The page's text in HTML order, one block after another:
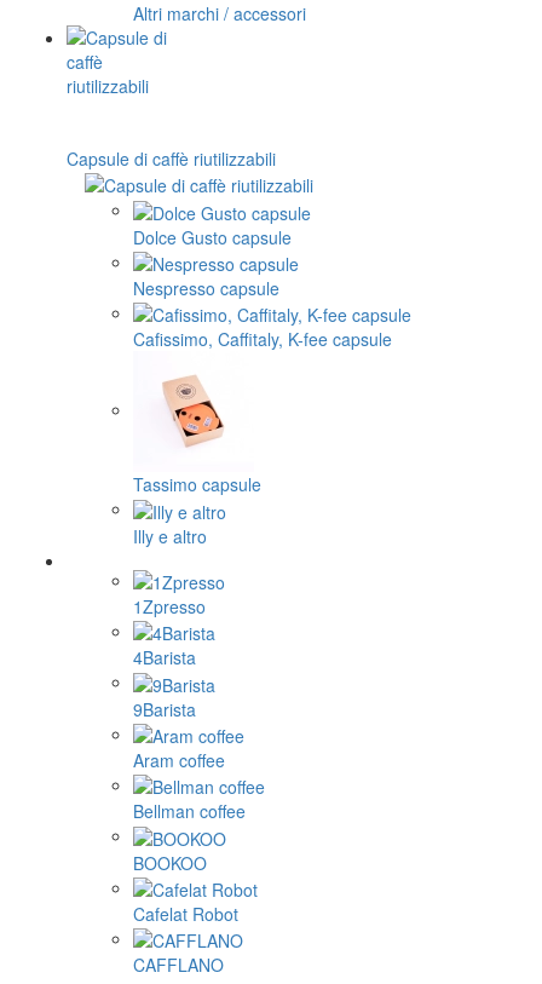
Altri marchi / accessori
Capsule di caffè riutilizzabili
Dolce Gusto capsule
Nespresso capsule
Cafissimo, Caffitaly, K-fee capsule
Tassimo capsule
Illy e altro
1Zpresso
4Barista
9Barista
Aram coffee
Bellman coffee
BOOKOO
Cafelat Robot
CAFFLANO